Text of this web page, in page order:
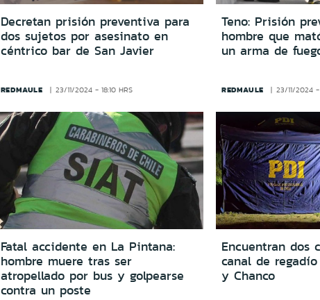
Decretan prisión preventiva para
dos sujetos por asesinato en
céntrico bar de San Javier
REDMAULE 23/11/2024 - 18:10 HRS
Teno: Prisión
hombre que
un arma de
REDMAULE 23/11/2024 -
Fatal accidente en La Pintana:
hombre muere tras ser
atropellado por bus y golpearse
contra un poste
Encuentran dos
canal de
y Chanco